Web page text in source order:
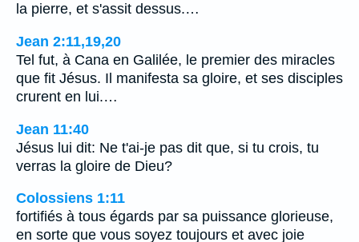
la pierre, et s'assit dessus.…
Jean 2:11,19,20
Tel fut, à Cana en Galilée, le premier des miracles
que fit Jésus. Il manifesta sa gloire, et ses disciples
crurent en lui.…
Jean 11:40
Jésus lui dit: Ne t'ai-je pas dit que, si tu crois, tu
verras la gloire de Dieu?
Colossiens 1:11
fortifiés à tous égards par sa puissance glorieuse,
en sorte que vous soyez toujours et avec joie